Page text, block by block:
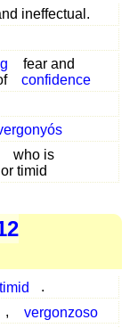
ineffectual.
fear and
confidence
who is
or timid
timid
.
, vergonzoso